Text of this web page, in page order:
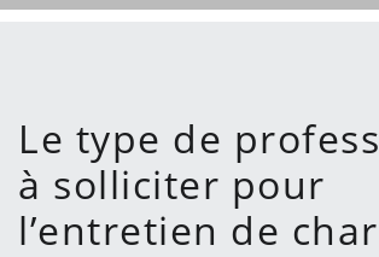
Le type de
à solliciter pour
l’entretien de